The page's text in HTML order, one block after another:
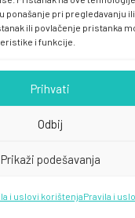
ponašanje pri pregledavanju
ili povlačenje pristanka
i funkcije.
Prihvati
Odbij
Prikaži podešavanja
i uslovi korištenjaPravila i
je u Tuzli. Studij
umjetnosti u
Bila je najmlađa i
Svoje prve glumačke
još kao dijete. Naime,